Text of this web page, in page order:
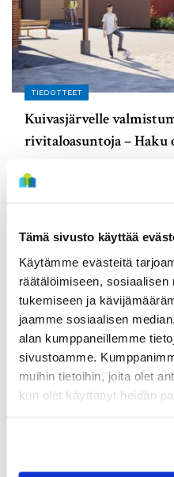
Tämä sivusto käyttää
Käytämme evästeitä
räätälöimiseen, sosiaalisen
tukemiseen ja
jaamme sosiaalisen
alan kumppaneillemme
sivustoamme.
muihin tietoihin, joita olet
kun olet käyttänyt heidän
TIEDOTTEET
Kuivasjärvelle
rivitaloasuntoja – Haku
3 Elokuun
TIEDOTTEET
valmistumassa